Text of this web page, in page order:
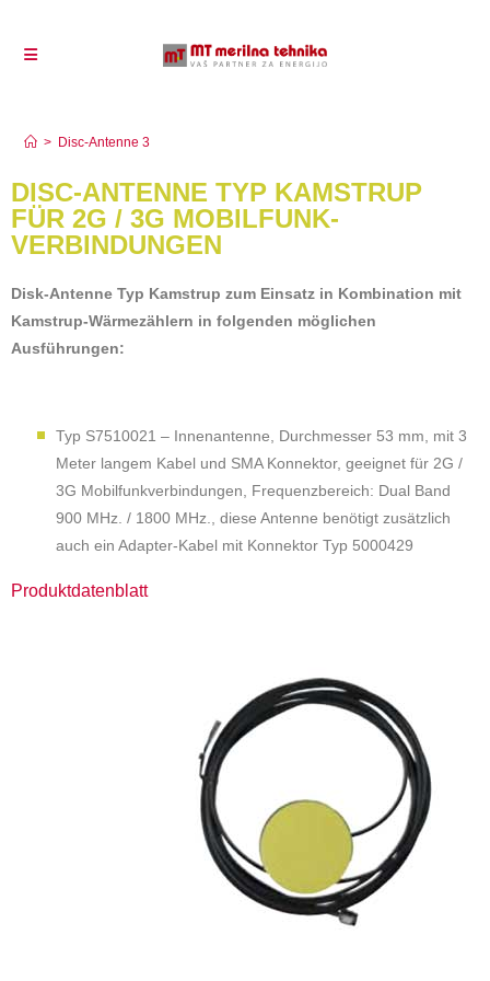
> Disc-Antenne 3
DISC-ANTENNE TYP KAMSTRUP
FÜR 2G / 3G MOBILFUNK-
VERBINDUNGEN
Disk-Antenne Typ Kamstrup zum Einsatz in Kombination mit
Kamstrup-Wärmezählern in folgenden möglichen
Ausführungen:
Typ S7510021 – Innenantenne, Durchmesser 53 mm, mit 3
Meter langem Kabel und SMA Konnektor, geeignet für 2G /
3G Mobilfunkverbindungen, Frequenzbereich: Dual Band
900 MHz. / 1800 MHz., diese Antenne benötigt zusätzlich
auch ein Adapter-Kabel mit Konnektor Typ 5000429
Produktdatenblatt